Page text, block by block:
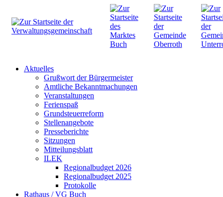
Aktuelles
Grußwort der Bürgermeister
Amtliche Bekanntmachungen
Veranstaltungen
Ferienspaß
Grundsteuerreform
Stellenangebote
Presseberichte
Sitzungen
Mitteilungsblatt
ILEK
Regionalbudget 2026
Regionalbudget 2025
Protokolle
Rathaus / VG Buch